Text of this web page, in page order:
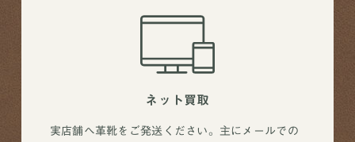
ネット買取
実店舗へ革靴をご発送ください。主にメールでの